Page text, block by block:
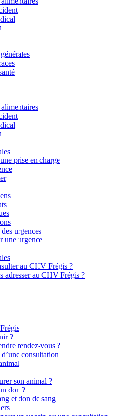
prise en charge
urgences
une urgence
au CHV Frégis ?
adresser au CHV Frégis ?
?
rendez-vous ?
consultation
son animal ?
don ?
et don de sang